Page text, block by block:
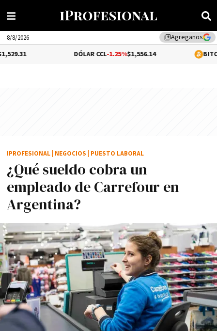
library_addAgreganos
8/8/2026
-1.25%$1,556.14 0.07%
¿Qué sueldo cobra un
empleado de Carrefour en
Argentina?
IPROFESIONAL NEGOCIOS PUESTO LABORAL